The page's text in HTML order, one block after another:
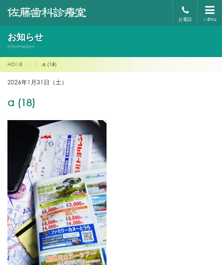
MENU
お電話
お知らせ
Information
HOME a (18)
2026年1月31日（土）
a (18)